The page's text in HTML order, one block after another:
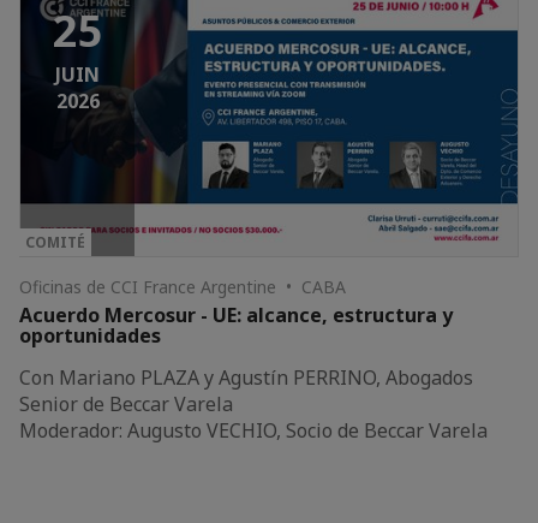
25
JUIN
2026
COMITÉ
Oficinas de CCI France Argentine • CABA
Acuerdo Mercosur - UE: alcance, estructura y
oportunidades
Con Mariano PLAZA y Agustín PERRINO, Abogados
Senior de Beccar Varela
Moderador: Augusto VECHIO, Socio de Beccar Varela